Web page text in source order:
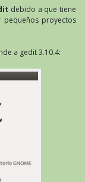
debido a que tiene
pequeños proyectos
a gedit 3.10.4: